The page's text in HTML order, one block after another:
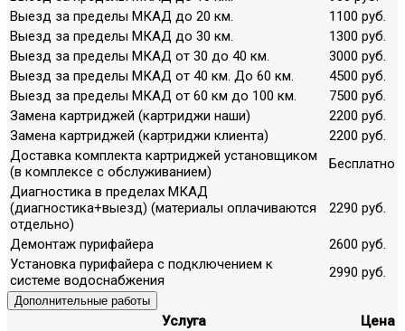
Выезд за пределы МКАД до 20 км.
1100 руб.
Выезд за пределы МКАД до 30 км.
1300 руб.
Выезд за пределы МКАД от 30 до 40 км.
3000 руб.
Выезд за пределы МКАД от 40 км. До 60 км.
4500 руб.
Выезд за пределы МКАД от 60 км до 100 км.
7500 руб.
Замена картриджей (картриджи наши)
2200 руб.
Замена картриджей (картриджи клиента)
2200 руб.
Доставка комплекта картриджей установщиком
(в комплексе с обслуживанием)
Бесплатно
Диагностика в пределах МКАД
(диагностика+выезд) (материалы оплачиваются
отдельно)
2290 руб.
Демонтаж пурифайера
2600 руб.
Установка пурифайера с подключением к
системе водоснабжения
2990 руб.
Дополнительные работы
Услуга
Цена